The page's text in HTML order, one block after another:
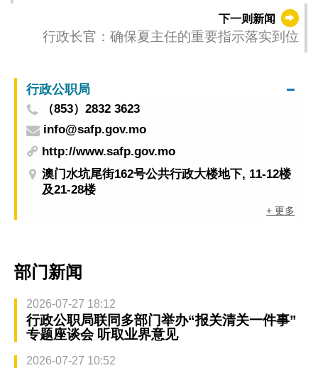
下一则新闻
行政长官：确保夏主任的重要指示落实到位
行政公职局
（853）2832 3623
info@safp.gov.mo
http://www.safp.gov.mo
澳门水坑尾街162号公共行政大楼地下, 11-12楼
及21-28楼
+ 更多
部门新闻
2026-07-27 18:12
行政公职局联同多部门举办“报关清关一件事”
专题座谈会 听取业界意见
2026-07-27 10:52